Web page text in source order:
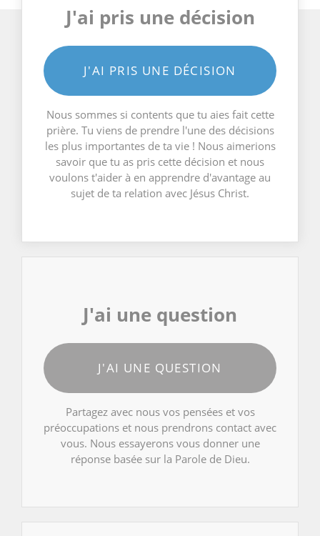
J'ai pris une décision
J'AI PRIS UNE DÉCISION
Nous sommes si contents que tu aies fait cette
prière. Tu viens de prendre l'une des décisions
les plus importantes de ta vie ! Nous aimerions
savoir que tu as pris cette décision et nous
voulons t'aider à en apprendre d'avantage au
sujet de ta relation avec Jésus Christ.
J'ai une question
J'AI UNE QUESTION
Partagez avec nous vos pensées et vos
préoccupations et nous prendrons contact avec
vous. Nous essayerons vous donner une
réponse basée sur la Parole de Dieu.